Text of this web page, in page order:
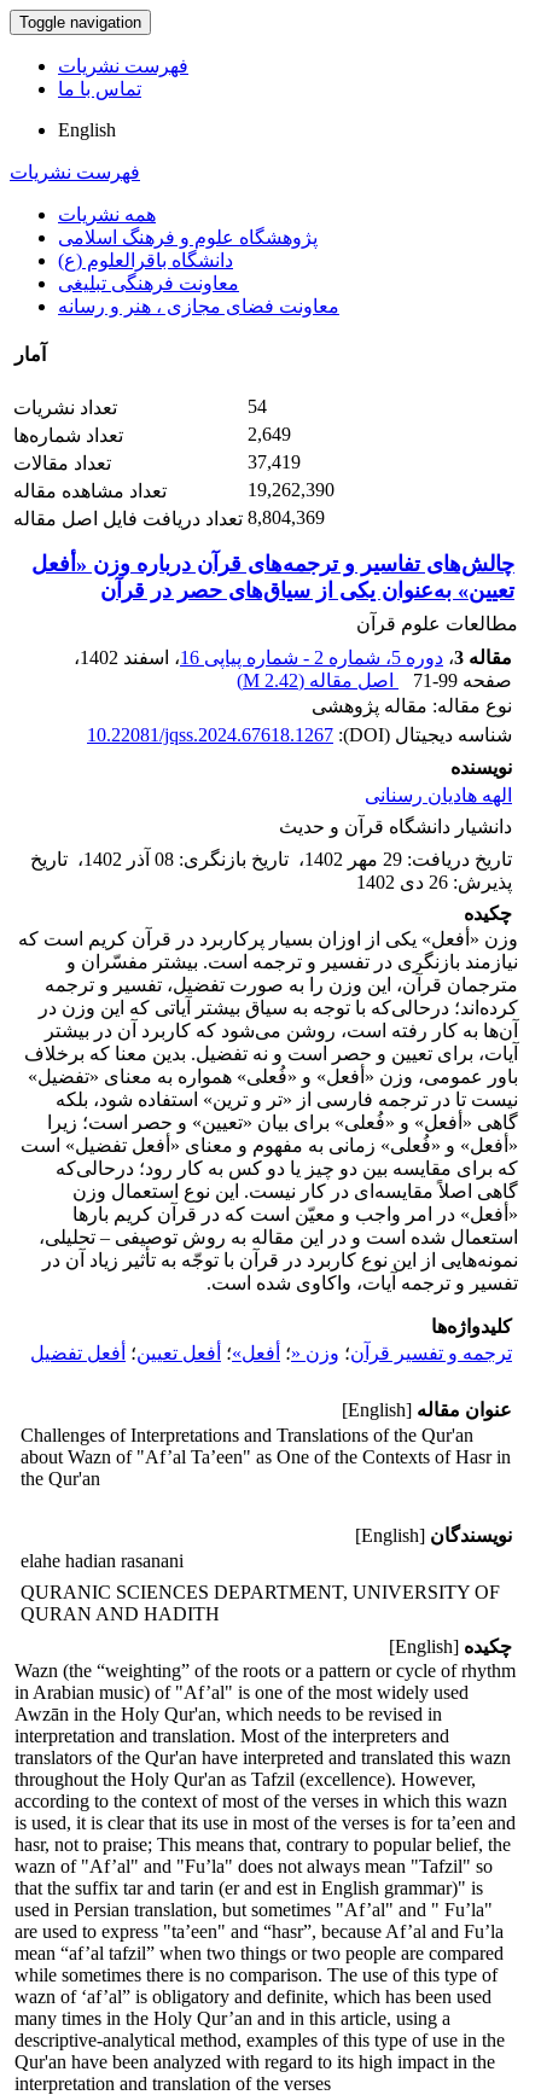
Toggle navigation
فهرست نشریات
تماس با ما
English
فهرست نشریات
همه نشریات
پژوهشگاه علوم و فرهنگ اسلامی
دانشگاه باقرالعلوم (ع)
معاونت فرهنگی تبلیغی
معاونت فضای مجازی ، هنر و رسانه
آمار
تعداد نشریات
54
تعداد شماره‌ها
2,649
تعداد مقالات
37,419
تعداد مشاهده مقاله
19,262,390
تعداد دریافت فایل اصل مقاله 8,804,369
چالش‌های تفاسیر و ترجمه‌های قرآن درباره وزن «أفعل
تعیین» به‌عنوان یکی از سیاق‌های حصر در قرآن
مطالعات علوم قرآن
مقاله 3
، دوره 5، شماره 2 - شماره پیاپی 16 ، اسفند 1402
،
صفحه 71-99 اصل مقاله (2.42 M
)
نوع مقاله: مقاله پژوهشی
شناسه دیجیتال (DOI):
10.22081/jqss.2024.67618.1267
نویسنده
الهه هادیان رسنانی
دانشیار دانشگاه قرآن و حدیث
تاریخ دریافت: 29 مهر 1402 ، تاریخ بازنگری: 08 آذر 1402 ، تاریخ
پذیرش: 26 دی 1402
چکیده
وزن «أفعل» یکی از اوزان بسیار پرکاربرد در قرآن کریم است که
نیازمند بازنگری در تفسیر و ترجمه است. بیشتر مفسّران و
مترجمان قرآن، این وزن را به صورت تفضیل، تفسیر و ترجمه
کرده‌اند؛ درحالی‌که با توجه به سیاق بیشتر آیاتی که این وزن در
آن‌ها به کار رفته است، روشن می‌شود که کاربرد آن در بیشتر
آیات، برای تعیین و حصر است و نه تفضیل. بدین معنا که برخلاف
باور عمومی، وزن «أفعل» و «فُعلی» همواره به معنای «تفضیل»
نیست تا در ترجمه فارسی از «تر و ترین» استفاده شود، بلکه
گاهی «أفعل» و «فُعلی» برای بیان «تعیین» و حصر است؛ زیرا
«أفعل» و «فُعلی» زمانی به مفهوم و معنای «أفعل تفضیل» است
که برای مقایسه بین دو چیز یا دو کس به کار رود؛ درحالی‌که
گاهی اصلاً مقایسه‌ای در کار نیست. این نوع استعمال وزن
«أفعل» در امر واجب و معیّن است که در قرآن کریم بارها
استعمال شده است و در این مقاله به روش توصیفی – تحلیلی،
نمونه‌هایی از این نوع کاربرد در قرآن با توجّه به تأثیر زیاد آن در
تفسیر و ترجمه آیات، واکاوی شده است.
کلیدواژه‌ها
ترجمه و تفسیر قرآن؛ وزن «؛ أفعل»؛ أفعل تعیین؛ أفعل تفضیل
عنوان مقاله [English]
Challenges of Interpretations and Translations of the Qur'an
about Wazn of "Af’al Ta’een" as One of the Contexts of Hasr in
the Qur'an
نویسندگان [English]
elahe hadian rasanani
QURANIC SCIENCES DEPARTMENT, UNIVERSITY OF
QURAN AND HADITH
چکیده [English]
Wazn (the “weighting” of the roots or a pattern or cycle of rhythm
in Arabian music) of "Af’al" is one of the most widely used
Awzān in the Holy Qur'an, which needs to be revised in
interpretation and translation. Most of the interpreters and
translators of the Qur'an have interpreted and translated this wazn
throughout the Holy Qur'an as Tafzil (excellence). However,
according to the context of most of the verses in which this wazn
is used, it is clear that its use in most of the verses is for ta’een and
hasr, not to praise; This means that, contrary to popular belief, the
wazn of "Af’al" and "Fu’la" does not always mean "Tafzil" so
that the suffix tar and tarin (er and est in English grammar)" is
used in Persian translation, but sometimes "Af’al" and " Fu’la"
are used to express "ta’een" and “hasr”, because Af’al and Fu’la
mean “af’al tafzil” when two things or two people are compared
while sometimes there is no comparison. The use of this type of
wazn of ‘af’al” is obligatory and definite, which has been used
many times in the Holy Qur’an and in this article, using a
descriptive-analytical method, examples of this type of use in the
Qur'an have been analyzed with regard to its high impact in the
interpretation and translation of the verses